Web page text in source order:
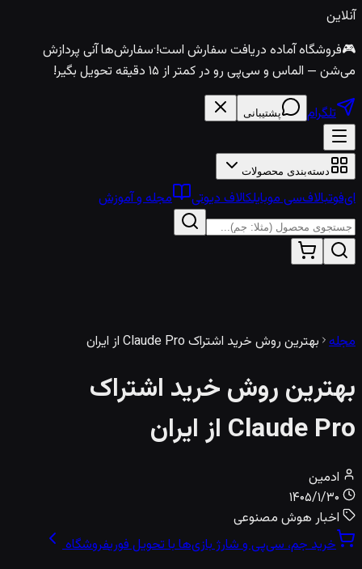
آنلاین
🎮فروشگاه آماده دریافت سفارش است!·سفارش‌ها آنی پردازش
می‌شن — الماس و سی‌پی رو در کمتر از ۱۵ دقیقه تحویل بگیر!
تلگرام پشتیبانی
دسته‌بندی محصولات
ای‌فوتبالاف‌سی موبایلکالاف دیوتی مجله و آموزش
مجله بهترین روش خرید اشتراک Claude Pro از ایران
بهترین روش خرید اشتراک
Claude Pro از ایران
ادمین
۱۴۰۵/۱/۳۰
اخبار هوش مصنوعی
خرید جم، سی‌پی و شارژ بازی‌ها با تحویل فوریفروشگاه